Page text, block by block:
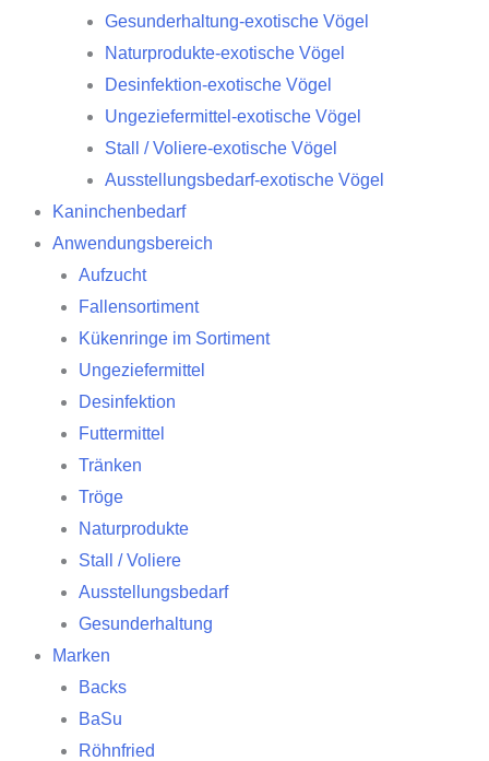
Gesunderhaltung-exotische Vögel
Naturprodukte-exotische Vögel
Desinfektion-exotische Vögel
Ungeziefermittel-exotische Vögel
Stall / Voliere-exotische Vögel
Ausstellungsbedarf-exotische Vögel
Kaninchenbedarf
Anwendungsbereich
Aufzucht
Fallensortiment
Kükenringe im Sortiment
Ungeziefermittel
Desinfektion
Futtermittel
Tränken
Tröge
Naturprodukte
Stall / Voliere
Ausstellungsbedarf
Gesunderhaltung
Marken
Backs
BaSu
Röhnfried